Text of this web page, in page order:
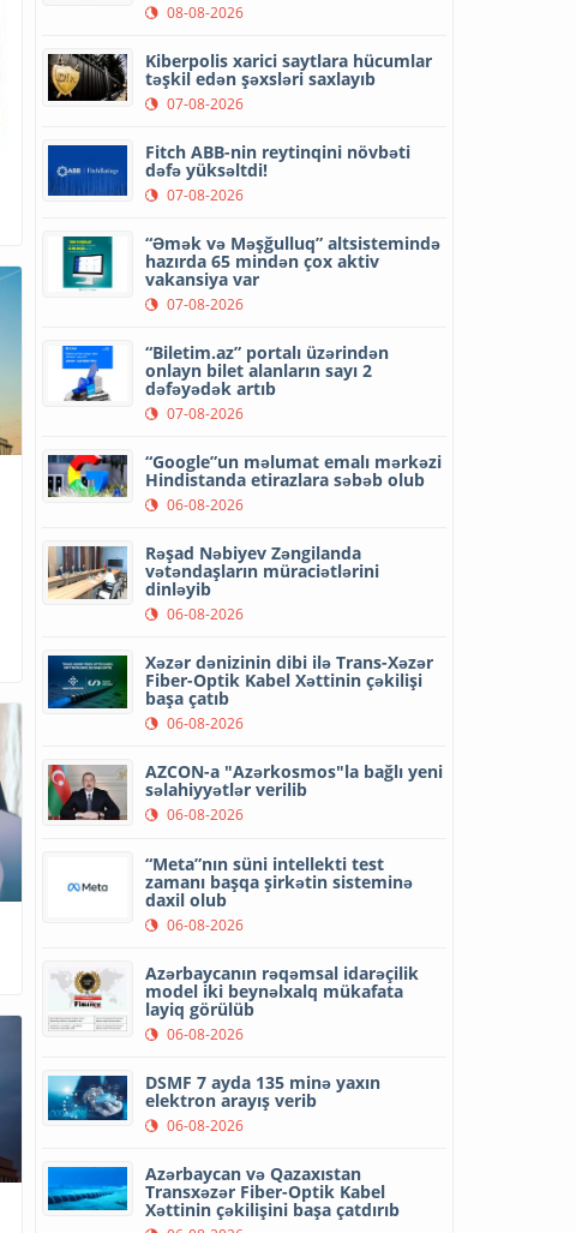
08-08-2026
Kiberpolis xarici saytlara hücumlar
təşkil edən şəxsləri saxlayıb
07-08-2026
Fitch ABB-nin reytinqini növbəti
dəfə yüksəltdi!
07-08-2026
“Əmək və Məşğulluq” altsistemində
hazırda 65 mindən çox aktiv
vakansiya var
07-08-2026
“Biletim.az” portalı üzərindən
onlayn bilet alanların sayı 2
dəfəyədək artıb
07-08-2026
“Google”un məlumat emalı mərkəzi
Hindistanda etirazlara səbəb olub
06-08-2026
Rəşad Nəbiyev Zəngilanda
vətəndaşların müraciətlərini
dinləyib
06-08-2026
Xəzər dənizinin dibi ilə Trans-Xəzər
Fiber-Optik Kabel Xəttinin çəkilişi
başa çatıb
06-08-2026
AZCON-a "Azərkosmos"la bağlı yeni
səlahiyyətlər verilib
06-08-2026
“Meta”nın süni intellekti test
zamanı başqa şirkətin sisteminə
daxil olub
06-08-2026
Azərbaycanın rəqəmsal idarəçilik
model iki beynəlxalq mükafata
layiq görülüb
06-08-2026
DSMF 7 ayda 135 minə yaxın
elektron arayış verib
06-08-2026
Azərbaycan və Qazaxıstan
Transxəzər Fiber-Optik Kabel
Xəttinin çəkilişini başa çatdırıb